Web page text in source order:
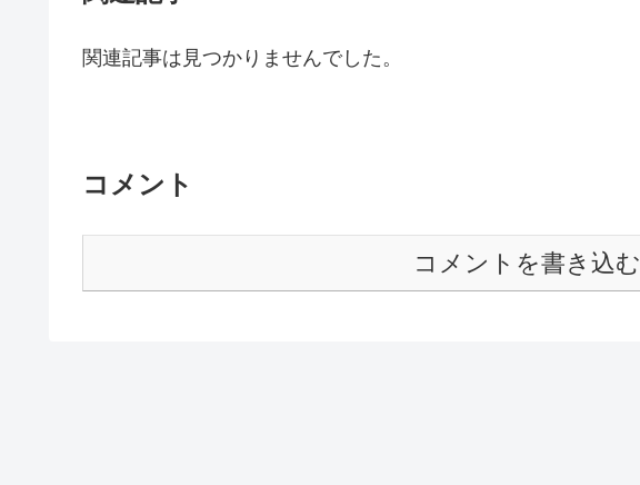
関連記事は見つかりませんでした。
コメント
コメントを書き込む